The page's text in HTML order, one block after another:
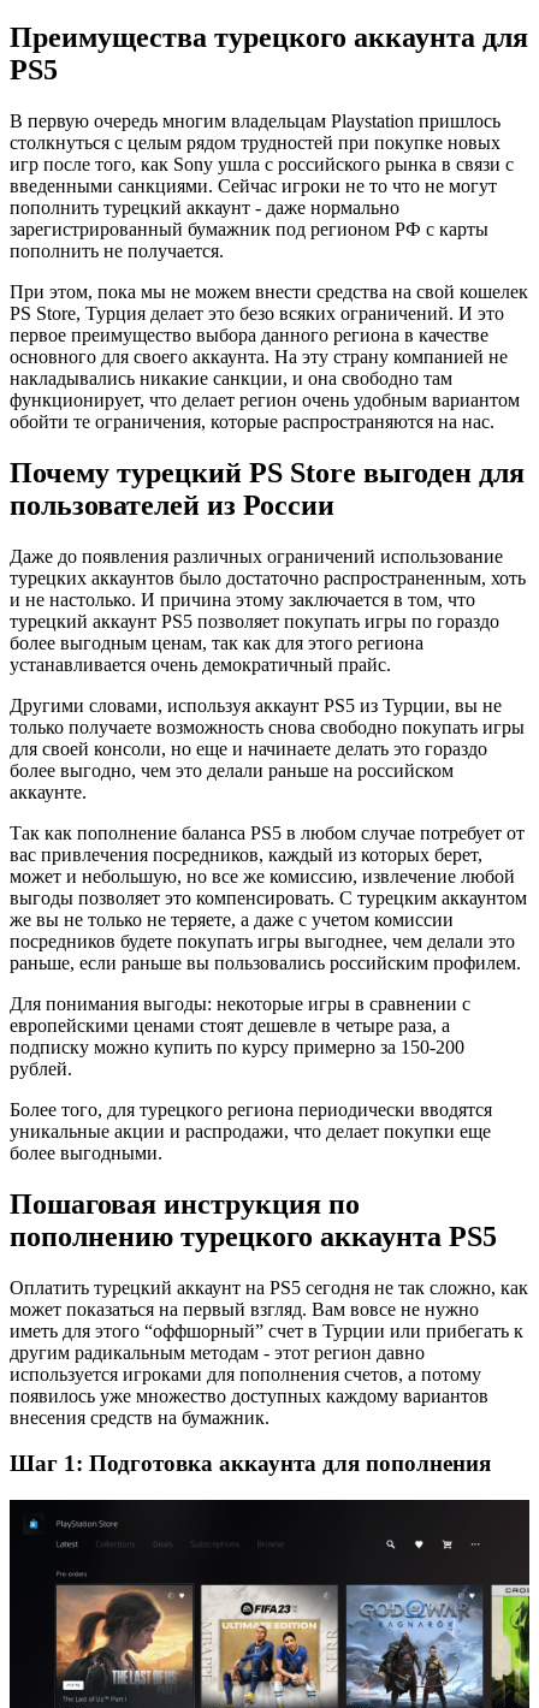
Преимущества турецкого аккаунта для
PS5
В первую очередь многим владельцам Playstation пришлось
столкнуться с целым рядом трудностей при покупке новых
игр после того, как Sony ушла с российского рынка в связи с
введенными санкциями. Сейчас игроки не то что не могут
пополнить турецкий аккаунт - даже нормально
зарегистрированный бумажник под регионом РФ с карты
пополнить не получается.
При этом, пока мы не можем внести средства на свой кошелек
PS Store, Турция делает это безо всяких ограничений. И это
первое преимущество выбора данного региона в качестве
основного для своего аккаунта. На эту страну компанией не
накладывались никакие санкции, и она свободно там
функционирует, что делает регион очень удобным вариантом
обойти те ограничения, которые распространяются на нас.
Почему турецкий PS Store выгоден для
пользователей из России
Даже до появления различных ограничений использование
турецких аккаунтов было достаточно распространенным, хоть
и не настолько. И причина этому заключается в том, что
турецкий аккаунт PS5 позволяет покупать игры по гораздо
более выгодным ценам, так как для этого региона
устанавливается очень демократичный прайс.
Другими словами, используя аккаунт PS5 из Турции, вы не
только получаете возможность снова свободно покупать игры
для своей консоли, но еще и начинаете делать это гораздо
более выгодно, чем это делали раньше на российском
аккаунте.
Так как пополнение баланса PS5 в любом случае потребует от
вас привлечения посредников, каждый из которых берет,
может и небольшую, но все же комиссию, извлечение любой
выгоды позволяет это компенсировать. С турецким аккаунтом
же вы не только не теряете, а даже с учетом комиссии
посредников будете покупать игры выгоднее, чем делали это
раньше, если раньше вы пользовались российским профилем.
Для понимания выгоды: некоторые игры в сравнении с
европейскими ценами стоят дешевле в четыре раза, а
подписку можно купить по курсу примерно за 150-200
рублей.
Более того, для турецкого региона периодически вводятся
уникальные акции и распродажи, что делает покупки еще
более выгодными.
Пошаговая инструкция по
пополнению турецкого аккаунта PS5
Оплатить турецкий аккаунт на PS5 сегодня не так сложно, как
может показаться на первый взгляд. Вам вовсе не нужно
иметь для этого “оффшорный” счет в Турции или прибегать к
другим радикальным методам - этот регион давно
используется игроками для пополнения счетов, а потому
появилось уже множество доступных каждому вариантов
внесения средств на бумажник.
Шаг 1: Подготовка аккаунта для пополнения